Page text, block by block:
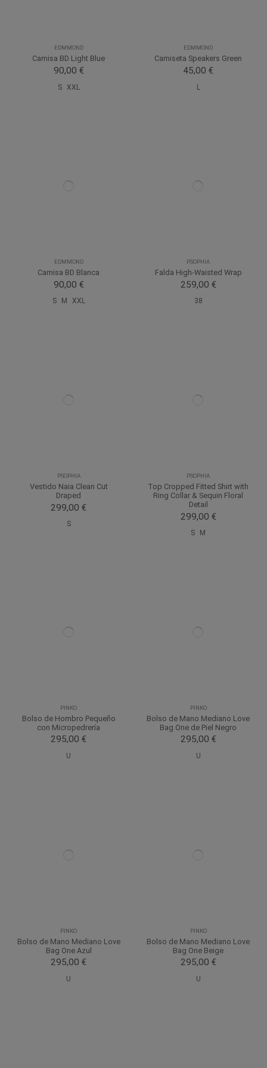
EDMMOND
Camisa BD Light Blue
90,00 €
S XXL
EDMMOND
Camiseta Speakers Green
45,00 €
L
EDMMOND
Camisa BD Blanca
90,00 €
S M XXL
PSOPHIA
Falda High-Waisted Wrap
259,00 €
38
PSOPHIA
Vestido Naia Clean Cut
Draped
299,00 €
S
PSOPHIA
Top Cropped Fitted Shirt with
Ring Collar & Sequin Floral
Detail
299,00 €
S M
PINKO
Bolso de Hombro Pequeño
con Micropedrería
295,00 €
U
PINKO
Bolso de Mano Mediano Love
Bag One de Piel Negro
295,00 €
U
PINKO
Bolso de Mano Mediano Love
Bag One Azul
295,00 €
U
PINKO
Bolso de Mano Mediano Love
Bag One Beige
295,00 €
U